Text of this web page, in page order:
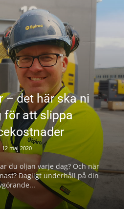
– det här ska ni
för att slippa
12 maj 2020
du oljan varje dag? Och när
Dagligt underhåll på din